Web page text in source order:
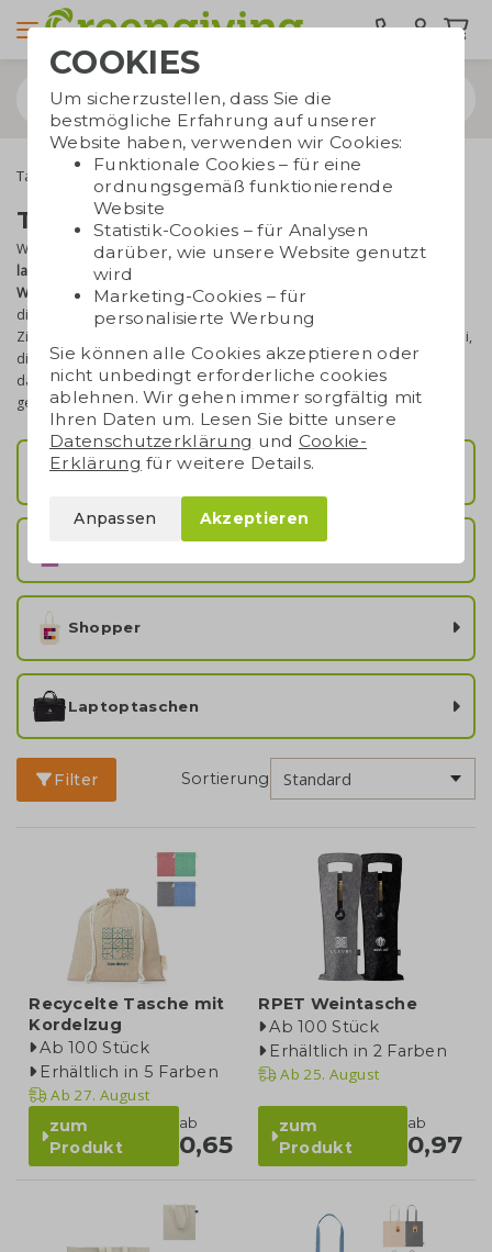
Taschen bedrucken
Taschen bedrucken
Wenn Sie für Ihr Unternehmen oder ein EventTaschen bedrucken
lassen
, entscheiden Sie sich für weit mehr als einen bloßen
Werbeartikel. Eine hochwertige und nachhaltige
dient als langlebige Visitenkarte, dieIhre Marke
Zielgruppe präsent hält. Bei
unterstützen wir Sie dabei,
diese Aufgabeohne unnötigen Aufwandumzusetzen. Wir sorgen
dafür, dass alles vom Angebot bis hin zur Lieferung angenehm
geregelt ist.
Tragetaschen
Shopper
Laptoptaschen
Filter Sortierung
Recycelte Tasche mit
Kordelzug
Ab 100 Stück
Erhältlich in 5 Farben
Ab 27. August
zum
Produkt
ab
0,65
RPET Weintasche
Ab 100 Stück
Erhältlich in 2 Farben
Ab 25. August
zum
Produkt
ab
0,97
COOKIES
Um sicherzustellen, dass Sie die
bestmögliche Erfahrung auf unserer
Website haben, verwenden wir Cookies:
Funktionale Cookies – für eine
ordnungsgemäß funktionierende
Website
Statistik-Cookies – für Analysen
darüber, wie unsere Website genutzt
wird
Marketing-Cookies – für
personalisierte Werbung
Sie können alle Cookies akzeptieren oder
nicht unbedingt erforderliche cookies
ablehnen. Wir gehen immer sorgfältig mit
Ihren Daten um. Lesen Sie bitte unsere
Datenschutzerklärung und Cookie-
Erklärung für weitere Details.
Anpassen Akzeptieren